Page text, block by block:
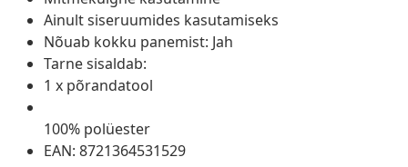
Ainult siseruumides kasutamiseks
Nõuab kokku panemist: Jah
Tarne sisaldab:
1 x põrandatool
100% polüester
EAN: 8721364531529